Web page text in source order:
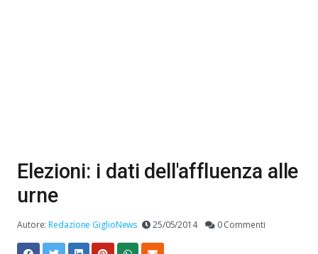
Elezioni: i dati dell'affluenza alle
urne
Autore:Redazione GiglioNews 25/05/2014 0 Commenti